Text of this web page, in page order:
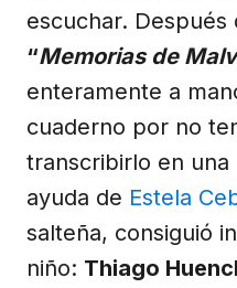
escuchar.
“Memorias de
enteramente a
cuaderno por no
transcribirlo en
ayuda de Estela
salteña, consiguió
niño: Thiago